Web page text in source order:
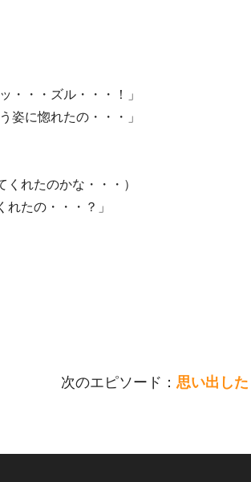
・・・ズル・・・！」
姿に惚れたの・・・」
れたのかな・・・）
たの・・・？」
次のエピソード： 思い出した